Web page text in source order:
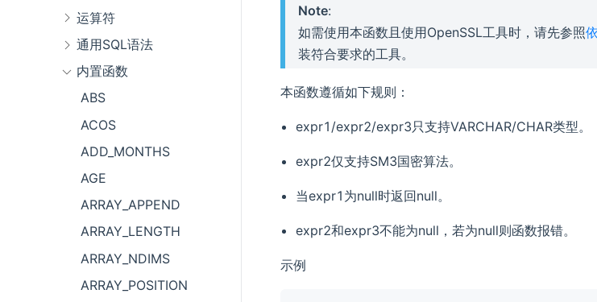
运算符
通用SQL语法
内置函数
ABS
ACOS
ADD_MONTHS
AGE
ARRAY_APPEND
ARRAY_LENGTH
ARRAY_NDIMS
ARRAY_POSITION
Note:
如需使用本函数且使用OpenSSL工具时，请先参照
装符合要求的工具。
本函数遵循如下规则：
expr1/expr2/expr3只支持VARCHAR/CHAR类型。
expr2仅支持SM3国密算法。
当expr1为null时返回null。
expr2和expr3不能为null，若为null则函数报错。
示例